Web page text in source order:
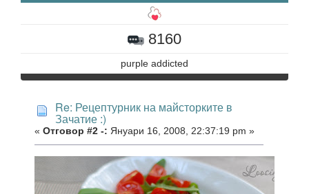
8160
purple addicted
Re: Рецептурник на майсторките в
Зачатие :)
« Отговор #2 -: Януари 16, 2008, 22:37:19 pm »